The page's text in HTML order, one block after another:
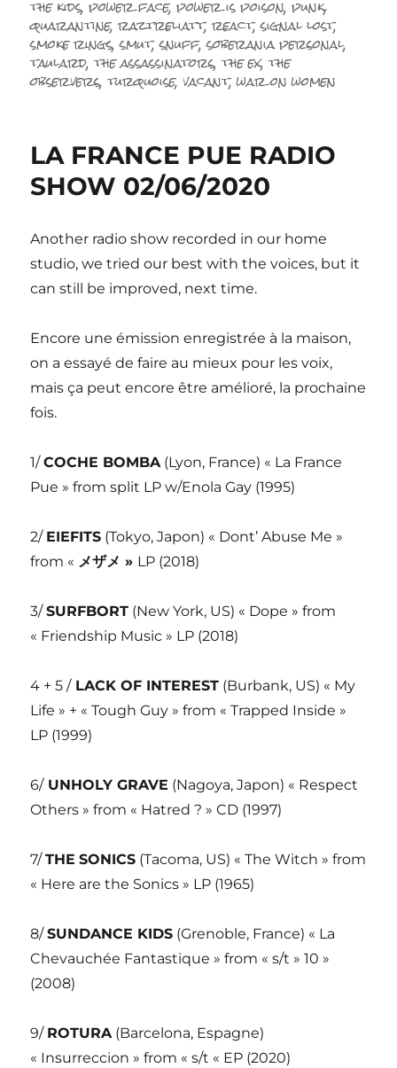
the kids,power face,power is poison,punk,
quarantine,raztreliatt,react,signal lost,
smoke rings,smut,snuff,soberania personal,
taulard,the assassinators,the ex,the
observers,turquoise,vacant,war on women
LA FRANCE PUE RADIO
SHOW 02/06/2020
Another radio show recorded in our home
studio, we tried our best with the voices, but it
can still be improved, next time.
Encore une émission enregistrée à la maison,
on a essayé de faire au mieux pour les voix,
mais ça peut encore être amélioré, la prochaine
fois.
1/COCHE BOMBA(Lyon, France) « La France
Pue » from split LP w/Enola Gay (1995)
2/ EIEFITS (Tokyo, Japon) « Dont’ Abuse Me »
from « メザメ » LP (2018)
3/SURFBORT (New York, US) « Dope » from
« Friendship Music » LP (2018)
4 + 5 /LACK OF INTEREST (Burbank, US) « My
Life » + « Tough Guy » from « Trapped Inside »
LP (1999)
6/UNHOLY GRAVE (Nagoya, Japon) « Respect
Others » from « Hatred ? » CD (1997)
7/THE SONICS (Tacoma, US) « The Witch » from
« Here are the Sonics » LP (1965)
8/SUNDANCE KIDS (Grenoble, France) « La
Chevauchée Fantastique » from « s/t » 10 »
(2008)
9/ ROTURA(Barcelona, Espagne)
« Insurreccion » from « s/t « EP (2020)